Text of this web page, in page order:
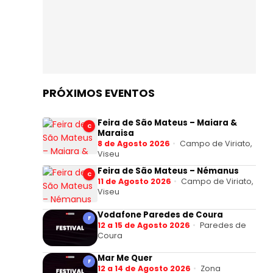
PRÓXIMOS EVENTOS
C
Feira de São Mateus – Maiara &
Maraisa
8 de Agosto 2026
Campo de Viriato,
Viseu
C Feira de São Mateus – Némanus
11 de Agosto 2026
Campo de Viriato,
Viseu
F Vodafone Paredes de Coura
12 a 15 de Agosto 2026
Paredes de
Coura
F Mar Me Quer
12 a 14 de Agosto 2026 Zona